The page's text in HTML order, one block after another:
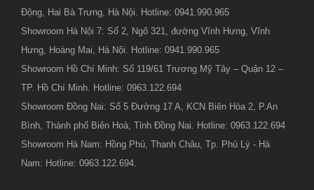
Động, Hai Bà Trưng, Hà Nội. Hotline: 0941.990.965
Showroom Hà Nội 7: Số 2, Ngõ 321, đường Vĩnh Hưng, Vĩnh
Hưng, Hoàng Mai, Hà Nội. Hotline: 0941.990.965
Showroom Hồ Chí Minh: Số 119/61 Trương Mỹ Tây – Quận 12 –
TP. Hồ Chí Minh. Hotline: 0963.122.694
Showroom Đồng Nai: Số 5 Đường 17 A, KCN Biên Hòa 2, P.An
Bình, Thành phố Biên Hoà, Tỉnh Đồng Nai. Hotline: 0963.122.694
Showroom Hà Nam: Hồng Phú, Thanh Châu, Tp. Phủ Lý - Hà
Nam: Hotline: 0963.122.694.